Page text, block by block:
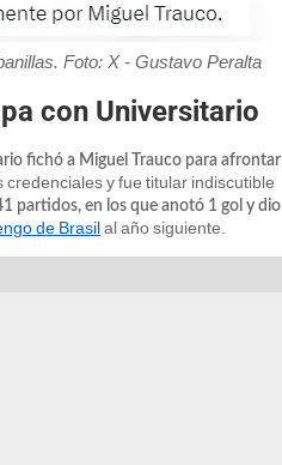
Foto: X - Gustavo Peralta
con Universitario
fichó a Miguel Trauco para afrontar
y fue titular indiscutible
partidos, en los que anotó 1 gol y dio
de Brasilal año siguiente.